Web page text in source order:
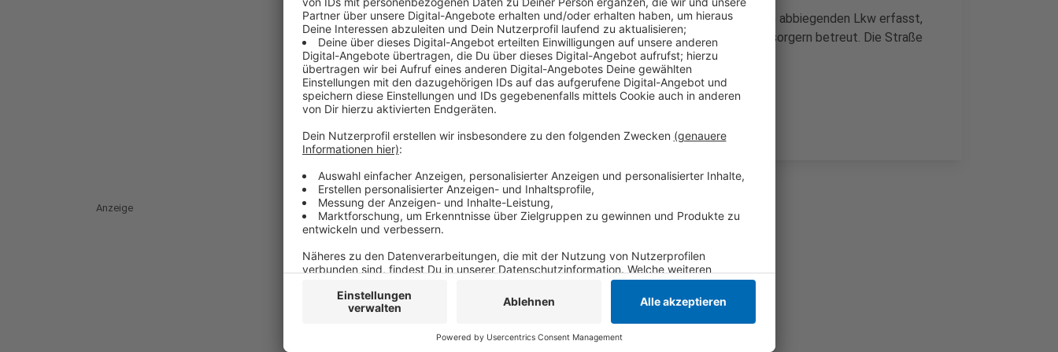
Der 45-Jährige wurde auf der Straße "An der Kleinbahn" von einem abbiegenden Lkw erfasst,
heißt es von der Polizei. Die Angehörigen wurden von Notfallseelsorgern betreut. Die Straße
musste für den Verkehr stundenlang gesperrt werden.
Anzeige
Anzeige